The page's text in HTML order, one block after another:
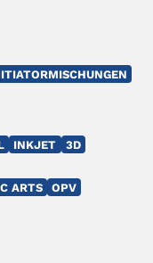
INKJET
3D
ARTS OPV